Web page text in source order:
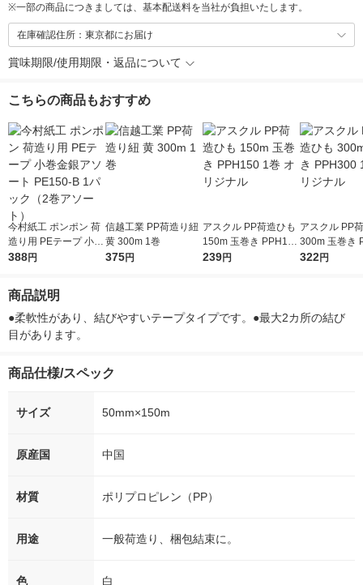
※一部の商品につきましては、基本配送料を当社が負担いたします。
在庫確認住所：東京都にお届け
賞味期限/使用期限・返品について
こちらの商品もおすすめ
今村紙工 ポンポン 荷
造り用 PEテープ 小巻
金銀アソート PE150-
388円
信越工業 PP荷造り紐
黄 300m 1巻
375円
アスクル PP荷造ひも
150m 玉巻き PPH150
1巻 オリジナル
239円
アスクル PP
300m 玉巻き
1巻 オリジナ
322円
商品説明
●柔軟性があり、結びやすいテープタイプです。●最大2カ所の結び
目があります。
商品仕様/スペック
サイズ 50mm×150m
原産国 中国
材質 ポリプロピレン（PP）
用途 一般荷造り、梱包結束に。
色 白